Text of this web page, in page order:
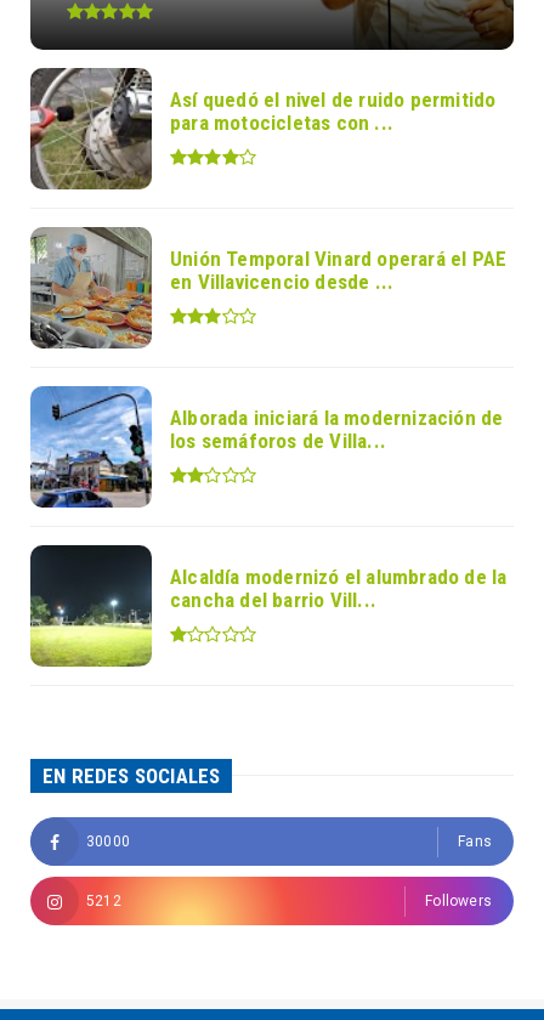
Así quedó el nivel de ruido permitido
para motocicletas con ...
Unión Temporal Vinard operará el PAE
en Villavicencio desde ...
Alborada iniciará la modernización de
los semáforos de Villa...
Alcaldía modernizó el alumbrado de la
cancha del barrio Vill...
EN REDES SOCIALES
30000 Fans
5212 Followers